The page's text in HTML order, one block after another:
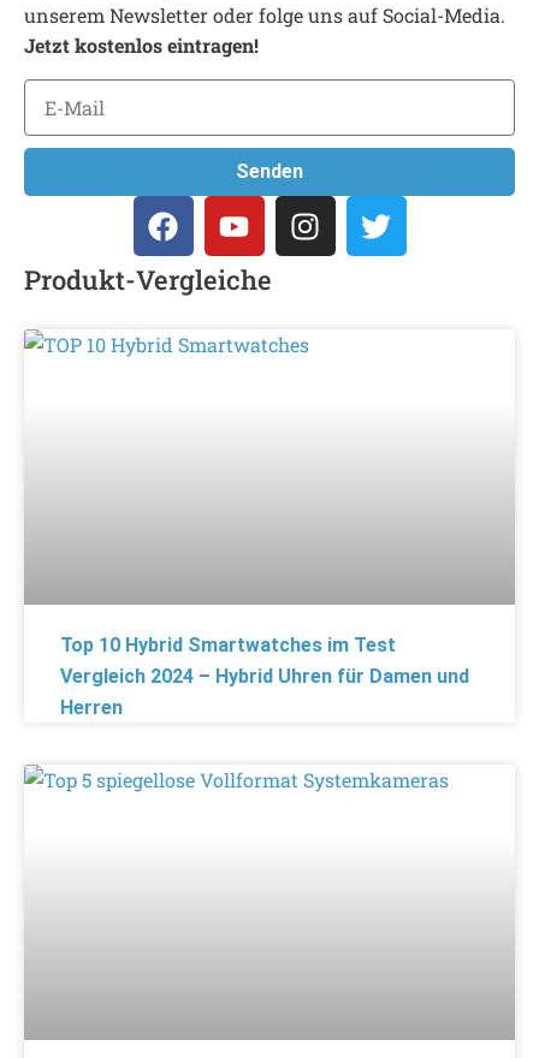
unserem Newsletter oder folge uns auf Social-Media.
Jetzt kostenlos eintragen!
Senden
Produkt-Vergleiche
Top 10 Hybrid Smartwatches im Test
Vergleich 2024 – Hybrid Uhren für Damen und
Herren